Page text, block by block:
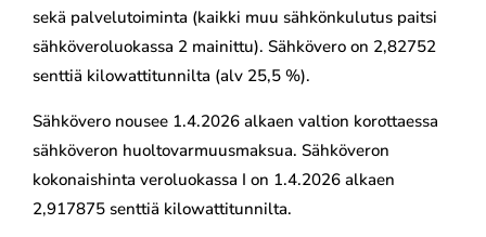
sekä palvelutoiminta (kaikki muu sähkönkulutus paitsi
sähköveroluokassa 2 mainittu). Sähkövero on 2,82752
senttiä kilowattitunnilta (alv 25,5 %).
Sähkövero nousee 1.4.2026 alkaen valtion korottaessa
sähköveron huoltovarmuusmaksua. Sähköveron
kokonaishinta veroluokassa I on 1.4.2026 alkaen
2,917875 senttiä kilowattitunnilta.